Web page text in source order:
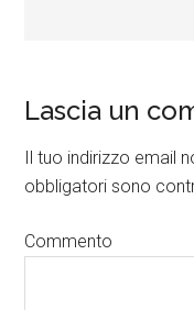
Lascia un
Il tuo indirizzo email
obbligatori sono
Commento